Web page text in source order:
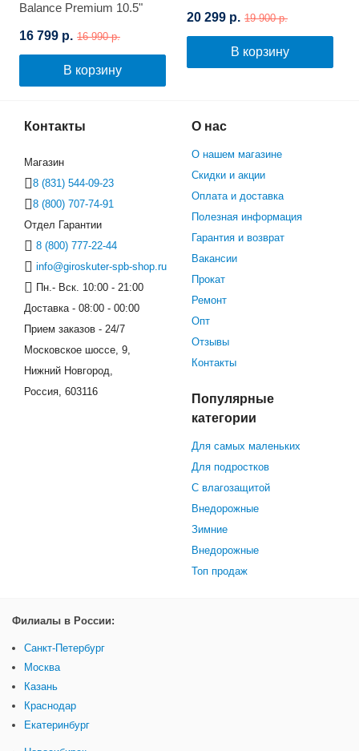
Balance Premium 10.5"
16 799 р. 16 990 р.
В корзину
20 299 р. 19 900 р.
В корзину
Контакты
Магазин
8 (831) 544-09-23
8 (800) 707-74-91
Отдел Гарантии
8 (800) 777-22-44
info@giroskuter-spb-shop.ru
Пн.- Вск. 10:00 - 21:00
Доставка - 08:00 - 00:00
Прием заказов - 24/7
Московское шоссе, 9,
Нижний Новгород,
Россия, 603116
О нас
О нашем магазине
Скидки и акции
Оплата и доставка
Полезная информация
Гарантия и возврат
Вакансии
Прокат
Ремонт
Опт
Отзывы
Контакты
Популярные
категории
Для самых маленьких
Для подростков
С влагозащитой
Внедорожные
Зимние
Внедорожные
Топ продаж
Филиалы в России:
Санкт-Петербург
Москва
Казань
Краснодар
Екатеринбург